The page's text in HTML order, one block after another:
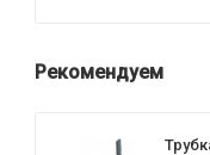
Рекомендуем